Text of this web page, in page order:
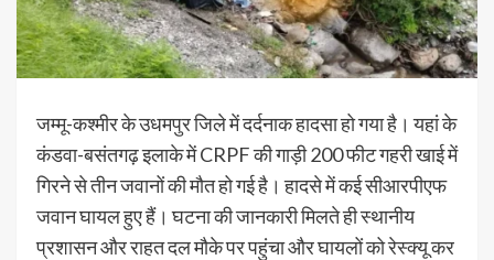
जम्मू-कश्मीर के उधमपुर जिले में दर्दनाक हादसा हो गया है। यहां के
कंडवा-बसंतगढ़ इलाके में CRPF की गाड़ी 200 फीट गहरी खाई में
गिरने से तीन जवानों की मौत हो गई है। हादसे में कई सीआरपीएफ
जवान घायल हुए हैं। घटना की जानकारी मिलते ही स्थानीय
प्रशासन और राहत दल मौके पर पहुंचा और घायलों को रेस्क्यू कर